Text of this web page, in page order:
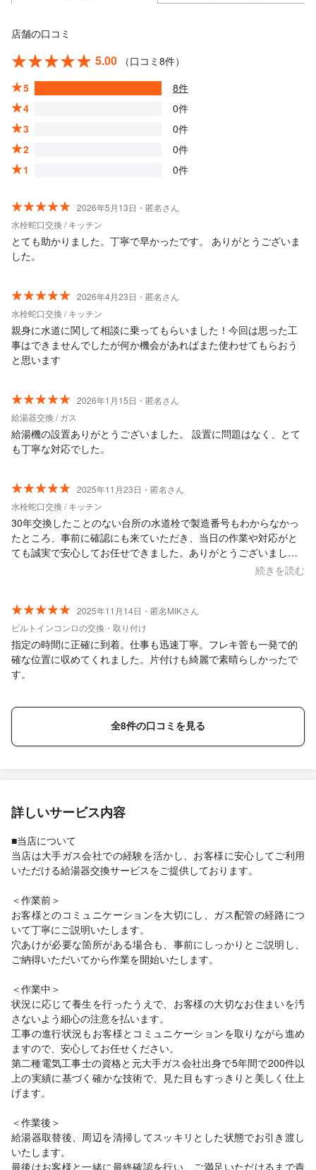
店舗の口コミ
5.00
（口コミ8件）
5
8件
4
0件
3
0件
2
0件
1
0件
2026年5月13日・匿名さん
水栓蛇口交換 / キッチン
とても助かりました。丁寧で早かったです。 ありがとうございま
した。
2026年4月23日・匿名さん
水栓蛇口交換 / キッチン
親身に水道に関して相談に乗ってもらいました！今回は思った工
事はできませんでしたが何か機会があればまた使わせてもらおう
と思います
2026年1月15日・匿名さん
給湯器交換 / ガス
給湯機の設置ありがとうございました。 設置に問題はなく、とて
も丁寧な対応でした。
2025年11月23日・匿名さん
水栓蛇口交換 / キッチン
30年交換したことのない台所の水道栓で製造番号もわからなかっ
たところ、事前に確認にも来ていただき、当日の作業や対応がと
ても誠実で安心してお任せできました。ありがとうございまし
続きを読む
2025年11月14日・匿名MIKさん
ビルトインコンロの交換・取り付け
指定の時間に正確に到着。仕事も迅速丁寧。フレキ菅も一発で的
確な位置に収めてくれました。片付けも綺麗で素晴らしかったで
す。
全8件の口コミを見る
詳しいサービス内容
■当店について
当店は大手ガス会社での経験を活かし、お客様に安心してご利用
いただける給湯器交換サービスをご提供しております。
＜作業前＞
お客様とのコミュニケーションを大切にし、ガス配管の経路につ
いて丁寧にご説明いたします。
穴あけが必要な箇所がある場合も、事前にしっかりとご説明し、
ご納得いただいてから作業を開始いたします。
＜作業中＞
状況に応じて養生を行ったうえで、お客様の大切なお住まいを汚
さないよう細心の注意を払います。
工事の進行状況もお客様とコミュニケーションを取りながら進め
ますので、安心してお任せください。
第二種電気工事士の資格と元大手ガス会社出身で5年間で200件以
上の実績に基づく確かな技術で、見た目もすっきりと美しく仕上
げます。
＜作業後＞
給湯器取替後、周辺を清掃してスッキリとした状態でお引き渡し
いたします。
最後はお客様と一緒に最終確認を行い、ご満足いただけるまで責